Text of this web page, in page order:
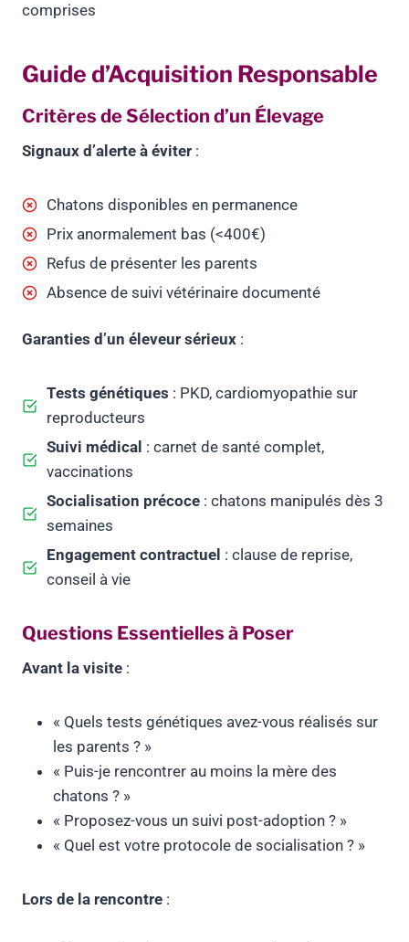
comprises
Guide d’Acquisition Responsable
Critères de Sélection d’un Élevage
Signaux d’alerte à éviter :
Chatons disponibles en permanence
Prix anormalement bas (<400€)
Refus de présenter les parents
Absence de suivi vétérinaire documenté
Garanties d’un éleveur sérieux :
Tests génétiques : PKD, cardiomyopathie sur
reproducteurs
Suivi médical : carnet de santé complet,
vaccinations
Socialisation précoce : chatons manipulés dès 3
semaines
Engagement contractuel : clause de reprise,
conseil à vie
Questions Essentielles à Poser
Avant la visite :
« Quels tests génétiques avez-vous réalisés sur
les parents ? »
« Puis-je rencontrer au moins la mère des
chatons ? »
« Proposez-vous un suivi post-adoption ? »
« Quel est votre protocole de socialisation ? »
Lors de la rencontre :